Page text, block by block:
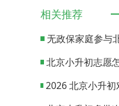
相关推荐